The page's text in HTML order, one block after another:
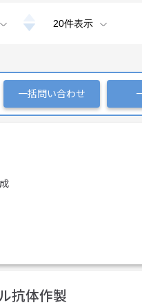
一括問い合わせ
抗体作製